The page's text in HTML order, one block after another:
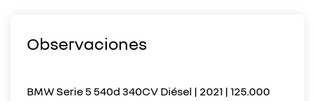
Observaciones
BMW Serie 5 540d 340CV Diésel | 2021 | 125.000